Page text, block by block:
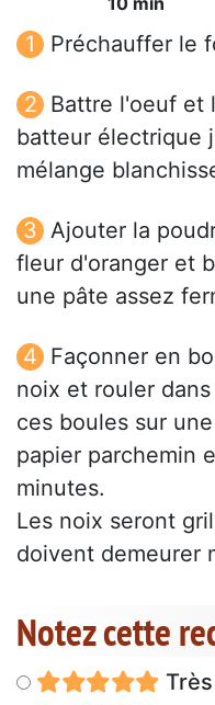
Préchauffer le
Battre l'oeuf et
batteur électrique
mélange
Ajouter la
fleur d'oranger et
une pâte assez
Façonner en
noix et rouler
ces boules sur
papier parchemin
minutes.
Les noix seront
doivent demeurer
Notez cette